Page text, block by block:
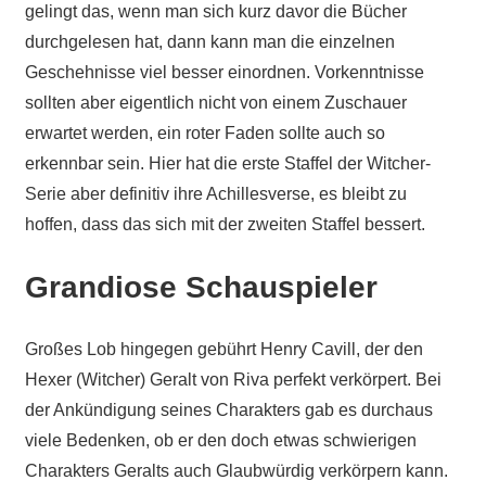
gelingt das, wenn man sich kurz davor die Bücher
durchgelesen hat, dann kann man die einzelnen
Geschehnisse viel besser einordnen. Vorkenntnisse
sollten aber eigentlich nicht von einem Zuschauer
erwartet werden, ein roter Faden sollte auch so
erkennbar sein. Hier hat die erste Staffel der Witcher-
Serie aber definitiv ihre Achillesverse, es bleibt zu
hoffen, dass das sich mit der zweiten Staffel bessert.
Grandiose Schauspieler
Großes Lob hingegen gebührt Henry Cavill, der den
Hexer (Witcher) Geralt von Riva perfekt verkörpert. Bei
der Ankündigung seines Charakters gab es durchaus
viele Bedenken, ob er den doch etwas schwierigen
Charakters Geralts auch Glaubwürdig verkörpern kann.